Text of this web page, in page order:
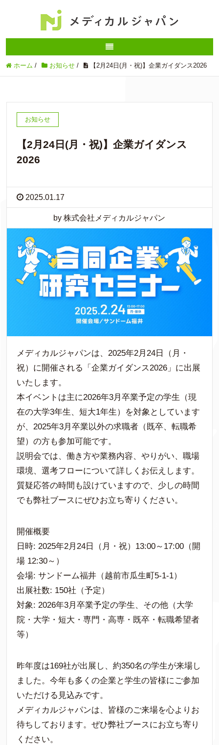
ホーム / お知らせ / 【2月24日(月・祝)】企業ガイダンス2026
お知らせ
【2月24日(月・祝)】企業ガイダンス
2026
2025.01.17
by 株式会社メディカルジャパン
メディカルジャパンは、2025年2月24日（月・
祝）に開催される「企業ガイダンス2026」に出展
いたします。
本イベントは主に2026年3月卒業予定の学生（現
在の大学3年生、短大1年生）を対象としています
が、2025年3月卒業以外の求職者（既卒、転職希
望）の方も参加可能です。
説明会では、働き方や業務内容、やりがい、職場
環境、選考フローについて詳しくお伝えします。
質疑応答の時間も設けていますので、少しの時間
でも弊社ブースにぜひお立ち寄りください。
開催概要
日時: 2025年2月24日（月・祝）13:00～17:00（開
場 12:30～）
会場: サンドーム福井（越前市瓜生町5-1-1）
出展社数: 150社（予定）
対象: 2026年3月卒業予定の学生、その他（大学
院・大学・短大・専門・高専・既卒・転職希望者
等）
昨年度は169社が出展し、約350名の学生が来場し
ました。今年も多くの企業と学生の皆様にご参加
いただける見込みです。
メディカルジャパンは、皆様のご来場を心よりお
待ちしております。ぜひ弊社ブースにお立ち寄り
ください。